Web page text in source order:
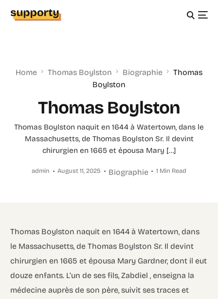
Home Thomas Boylston Biographie
Thomas
Boylston
Thomas Boylston
Thomas Boylston naquit en 1644 à Watertown, dans le
Massachusetts, de Thomas Boylston Sr. Il devint
chirurgien en 1665 et épousa Mary […]
admin August 11, 2025 Biographie 1 Min Read
Thomas Boylston naquit en 1644 à Watertown, dans
le Massachusetts, de Thomas Boylston Sr. Il devint
chirurgien en 1665 et épousa Mary Gardner, dont il eut
douze enfants. L’un de ses fils, Zabdiel , enseigna la
médecine auprès de son père, suivit ses traces et